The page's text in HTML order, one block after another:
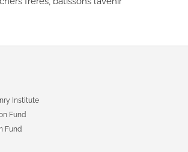
Institute
Fund
Fund